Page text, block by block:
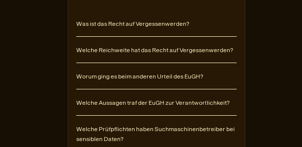
Was ist das Recht auf Vergessenwerden?
Welche Reichweite hat das Recht auf Vergessenwerden?
Worum ging es beim anderen Urteil des EuGH?
Welche Aussagen traf der EuGH zur Verantwortlichkeit?
Welche Prüfpflichten haben Suchmaschinenbetreiber bei
sensiblen Daten?